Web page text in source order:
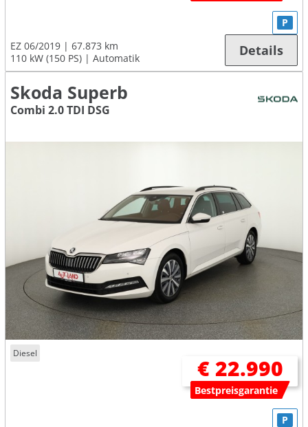
EZ 06/2019
67.873 km
110 kW (150 PS)
Automatik
P
Details
Skoda Superb
Combi 2.0 TDI DSG
Diesel
€ 22.990
Bestpreisgarantie
P